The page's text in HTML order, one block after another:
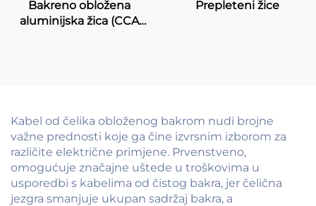
Bakreno obložena
aluminijska žica (CCA
Prepleteni žice
Kabel od čelika obloženog bakrom nudi brojne
važne prednosti koje ga čine izvrsnim izborom za
različite električne primjene. Prvenstveno,
omogućuje značajne uštede u troškovima u
usporedbi s kabelima od čistog bakra, jer čelična
jezgra smanjuje ukupan sadržaj bakra, a